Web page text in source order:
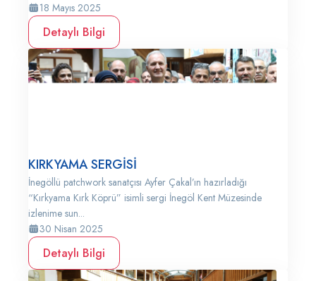
18 Mayıs 2025
Detaylı Bilgi
KIRKYAMA SERGİSİ
İnegöllü patchwork sanatçısı Ayfer Çakal’ın hazırladığı
“Kırkyama Kırk Köprü” isimli sergi İnegöl Kent Müzesinde
izlenime sun...
30 Nisan 2025
Detaylı Bilgi